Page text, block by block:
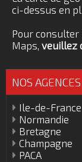
ci-dessus en
Pour consulter
Maps, veuillez
NOS AGENCES
Ile-de-France
Normandie
Bretagne
Champagne
PACA